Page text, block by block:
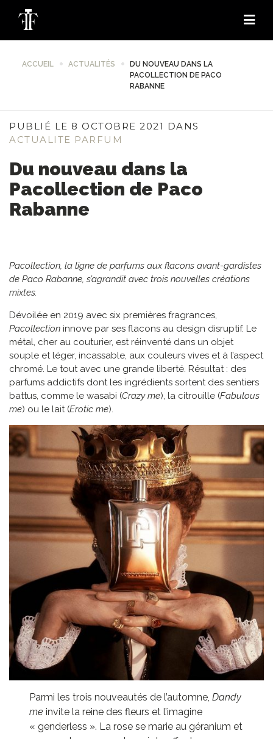
ACCUEIL ACTUALITÉS
DU NOUVEAU DANS LA
PACOLLECTION DE PACO
RABANNE
PUBLIÉ LE 8 OCTOBRE 2021 DANS
ACTUALITE PARFUM
Du nouveau dans la
Pacollection de Paco
Rabanne
Pacollection, la ligne de parfums aux flacons avant-gardistes
de Paco Rabanne, s’agrandit avec trois nouvelles créations
mixtes.
Dévoilée en 2019 avec six premières fragrances,
Pacollection innove par ses flacons au design disruptif. Le
métal, cher au couturier, est réinventé dans un objet
souple et léger, incassable, aux couleurs vives et à l’aspect
chromé. Le tout avec une grande liberté. Résultat : des
parfums addictifs dont les ingrédients sortent des sentiers
battus, comme le wasabi (Crazy me), la citrouille (Fabulous
me) ou le lait (Erotic me).
Parmi les trois nouveautés de l’automne,Dandy
me invite la reine des fleurs et l’imagine
« genderless ». La rose se marie au géranium et